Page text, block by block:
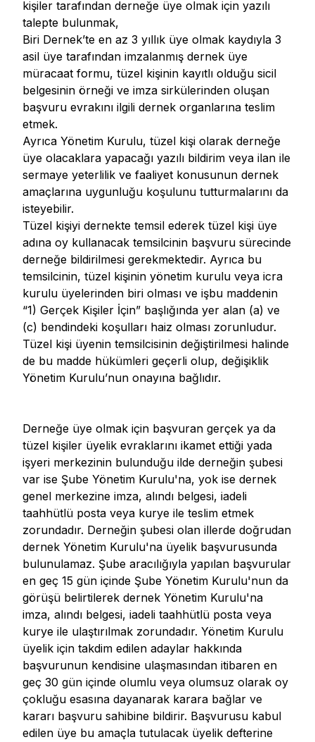
kişiler tarafından derneğe üye olmak için yazılı
talepte bulunmak,
Biri Dernek’te en az 3 yıllık üye olmak kaydıyla 3
asil üye tarafından imzalanmış dernek üye
müracaat formu, tüzel kişinin kayıtlı olduğu sicil
belgesinin örneği ve imza sirkülerinden oluşan
başvuru evrakını ilgili dernek organlarına teslim
etmek.
Ayrıca Yönetim Kurulu, tüzel kişi olarak derneğe
üye olacaklara yapacağı yazılı bildirim veya ilan ile
sermaye yeterlilik ve faaliyet konusunun dernek
amaçlarına uygunluğu koşulunu tutturmalarını da
isteyebilir.
Tüzel kişiyi dernekte temsil ederek tüzel kişi üye
adına oy kullanacak temsilcinin başvuru sürecinde
derneğe bildirilmesi gerekmektedir. Ayrıca bu
temsilcinin, tüzel kişinin yönetim kurulu veya icra
kurulu üyelerinden biri olması ve işbu maddenin
“1) Gerçek Kişiler İçin” başlığında yer alan (a) ve
(c) bendindeki koşulları haiz olması zorunludur.
Tüzel kişi üyenin temsilcisinin değiştirilmesi halinde
de bu madde hükümleri geçerli olup, değişiklik
Yönetim Kurulu’nun onayına bağlıdır.
Derneğe üye olmak için başvuran gerçek ya da
tüzel kişiler üyelik evraklarını ikamet ettiği yada
işyeri merkezinin bulunduğu ilde derneğin şubesi
var ise Şube Yönetim Kurulu'na, yok ise dernek
genel merkezine imza, alındı belgesi, iadeli
taahhütlü posta veya kurye ile teslim etmek
zorundadır. Derneğin şubesi olan illerde doğrudan
dernek Yönetim Kurulu'na üyelik başvurusunda
bulunulamaz. Şube aracılığıyla yapılan başvurular
en geç 15 gün içinde Şube Yönetim Kurulu'nun da
görüşü belirtilerek dernek Yönetim Kurulu'na
imza, alındı belgesi, iadeli taahhütlü posta veya
kurye ile ulaştırılmak zorundadır. Yönetim Kurulu
üyelik için takdim edilen adaylar hakkında
başvurunun kendisine ulaşmasından itibaren en
geç 30 gün içinde olumlu veya olumsuz olarak oy
çokluğu esasına dayanarak karara bağlar ve
kararı başvuru sahibine bildirir. Başvurusu kabul
edilen üye bu amaçla tutulacak üyelik defterine